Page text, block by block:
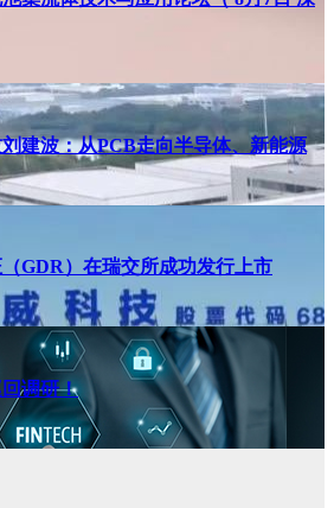
刘建波：从PCB走向半导体、新能源
GDR）在瑞交所成功发行上市
调研！